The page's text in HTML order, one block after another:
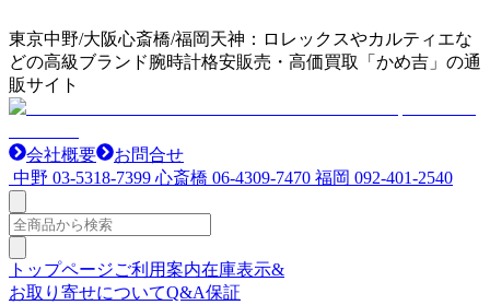
東京中野/大阪心斎橋/福岡天神：ロレックスやカルティエな
どの高級ブランド腕時計格安販売・高価買取「かめ吉」の通
販サイト
会社概要
お問合せ
中野 03-5318-7399 心斎橋 06-4309-7470 福岡 092-401-2540
トップページご利用案内在庫表示&
お取り寄せについてQ&A保証